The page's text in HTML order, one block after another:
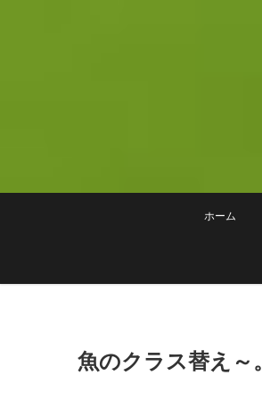
ホーム
魚のクラス替え～。